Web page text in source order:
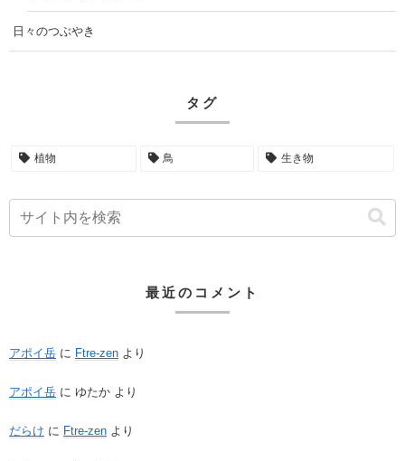
日々のつぶやき
タグ
植物 鳥 生き物
最近のコメント
アポイ岳 に Ftre-zen より
アポイ岳 に ゆたか より
だらけ に Ftre-zen より